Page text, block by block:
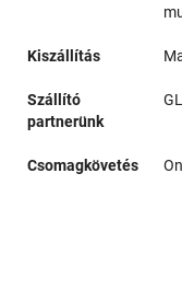
Kiszállítás
Szállító
partnerünk
Csomagkövetés